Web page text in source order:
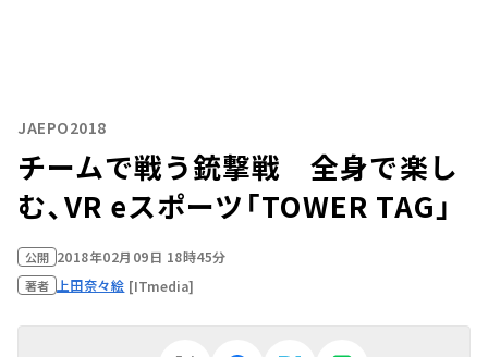
JAEPO2018
チームで戦う銃撃戦 全身で楽し
む、VR eスポーツ「TOWER TAG」
公開 2018年02月09日 18時45分
著者 上田奈々絵 [ITmedia]